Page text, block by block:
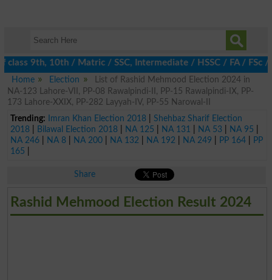
9th, 10th / Matric / SSC, Intermediate / HSSC / FA / FSc /
Home
Election
List of Rashid Mehmood Election 2024 in
NA-123 Lahore-VII, PP-08 Rawalpindi-II, PP-15 Rawalpindi-IX, PP-
173 Lahore-XXIX, PP-282 Layyah-IV, PP-55 Narowal-II
Trending:
Imran Khan Election 2018| Shehbaz Sharif Election
2018| Bilawal Election 2018| NA 125 NA 131 NA 53 NA 95
NA 246| NA 8| NA 200| NA 132 NA 192 NA 249 PP 164|
PP
165
Share
Rashid Mehmood Election Result 2024